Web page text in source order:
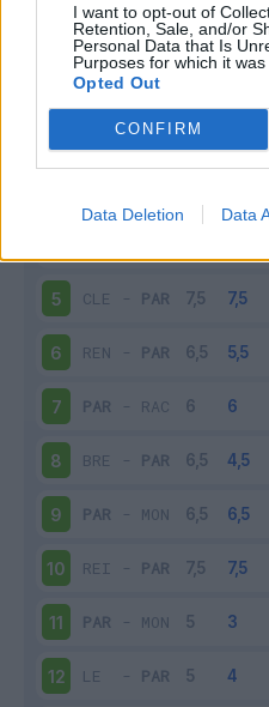
I want to opt-out of
Retention, Sale, and/or
Personal Data that Is
Purposes for which it was
Opted Out
CONFIRM
Data Deletion Data
Giornata Voto FV
PAR-LEN
-PAR
5 CLE - PAR
6 REN - PAR
7 PAR - RAC
8 BRE - PAR
9 PAR - MON
10 REI - PAR
11 PAR - MON
12 LE - PAR